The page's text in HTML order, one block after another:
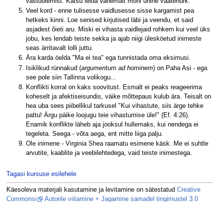
Veel kord - enne tulisesse vaidlusesse sisse kargamist pea
hetkeks kinni. Loe senised kirjutised läbi ja veendu, et said
asjadest õieti aru. Miski ei vihasta vaidlejaid rohkem kui veel üks
jobu, kes lendab teiste sekka ja ajab niigi ülesköetud inimeste
seas ärritavalt lolli juttu.
Ära karda öelda "Ma ei tea" ega tunnistada oma eksimusi.
Isiklikud rünnakud (argumentum ad hominem) on Paha Asi - ega
see pole siin Tallinna volikogu...
Konflikti korral on kaks soovitust. Esmalt ei peaks reageerima
koheselt ja afektiseisundis, väike mõttepaus kulub ära. Teisalt on
hea uba sees piibellikul tarkusel "Kui vihastute, siis ärge tehke
pattu! Ärgu päike loojugu teie vihastumise üle!" (Ef. 4:26).
Enamik konflikte läheb aja jooksul hullemaks, kui nendega ei
tegeleta. Seega - võta aega, ent mitte liiga palju.
Ole inimene - Virginia Shea raamatu esimene käsk. Me ei suhtle
arvutite, kaablite ja veebilehtedega, vaid teiste inimestega.
Tagasi kursuse esilehele
Käesoleva materjali kasutamine ja levitamine on sätestatud Creative
Commonsi
Autorile viitamine + Jagamine samadel tingimustel 3.0